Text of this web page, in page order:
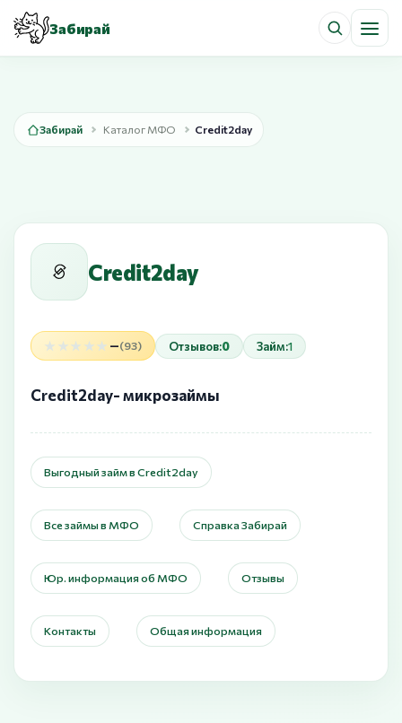
Забирай
Забирай Каталог МФО Credit2day
Credit2day
★★★★★
★★★★★ —(93) Отзывов:0 Займ:1
Credit2day- микрозаймы
Выгодный займ в Credit2day
Все займы в МФО Справка Забирай
Юр. информация об МФО Отзывы
Контакты Общая информация